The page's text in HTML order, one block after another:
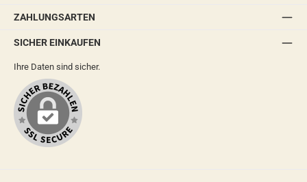
ZAHLUNGSARTEN
SICHER EINKAUFEN
Ihre Daten sind sicher.